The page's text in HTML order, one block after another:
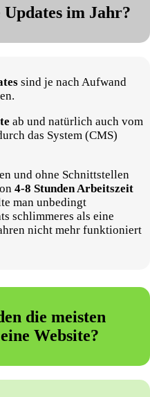
Updates im Jahr?
sind je nach Aufwand
ab und natürlich auch vom
das System (CMS)
und ohne Schnittstellen
4-8 Stunden Arbeitszeit
man unbedingt
schlimmeres als eine
nicht mehr funktioniert
die meisten
Website?